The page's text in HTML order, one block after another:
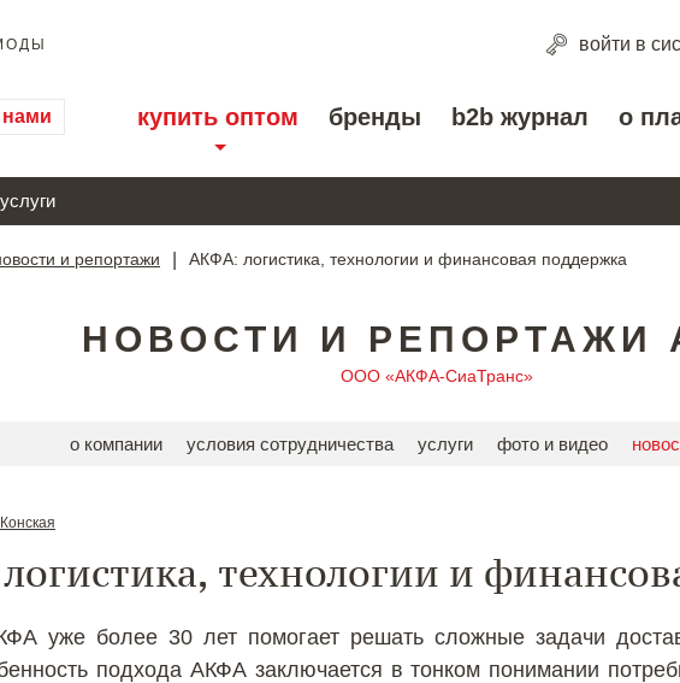
войти в
нами купить оптом бренды b2b журнал о
услуги
и репортажи АКФА: логистика, технологии и финансовая поддержка
НОВОСТИ И РЕПОРТАЖИ
ООО «АКФА-СиаТранс»
о компании условия сотрудничества услуги фото и видео
технологии и
уже более 30 лет помогает решать сложные задачи
подхода АКФА заключается в тонком понимании